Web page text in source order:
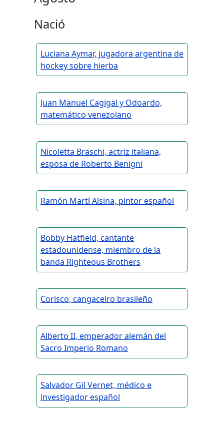
Nació
Luciana Aymar, jugadora argentina de
hockey sobre hierba
Juan Manuel Cagigal y Odoardo,
matemático venezolano
Nicoletta Braschi, actriz italiana,
esposa de Roberto Benigni
Ramón Martí Alsina, pintor español
Bobby Hatfield, cantante
estadounidense, miembro de la
banda Righteous Brothers
Corisco, cangaceiro brasileño
Alberto II, emperador alemán del
Sacro Imperio Romano
Salvador Gil Vernet, médico e
investigador español